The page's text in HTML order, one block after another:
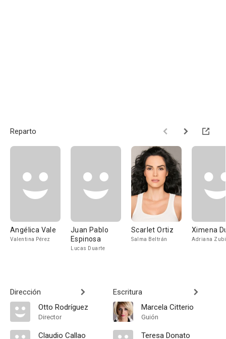
Reparto
Angélica Vale
Valentina Pérez
Juan Pablo
Espinosa
Lucas Duarte
Scarlet Ortiz
Salma Beltrán
Ximena
Adriana
Dirección
Otto Rodríguez
Director
Claudio Callao
Escritura
Marcela Citterio
Guión
Teresa Donato